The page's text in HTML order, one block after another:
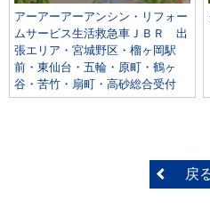
アーアーアーアンシン・リフォー
ムサービス生活救急車ＪＢＲ 出
張エリア・宮城野区・榴ヶ岡駅
前・東仙台・五輪・原町・鶴ヶ
谷・苦竹・扇町・高砂総合受付
戻